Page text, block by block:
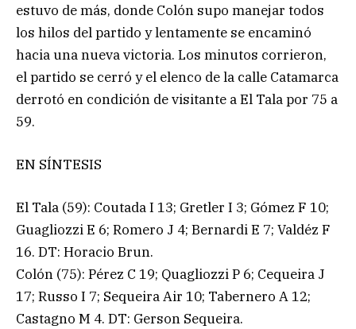
estuvo de más, donde Colón supo manejar todos
los hilos del partido y lentamente se encaminó
hacia una nueva victoria. Los minutos corrieron,
el partido se cerró y el elenco de la calle Catamarca
derrotó en condición de visitante a El Tala por 75 a
59.
EN SÍNTESIS
El Tala (59): Coutada I 13; Gretler I 3; Gómez F 10;
Guagliozzi E 6; Romero J 4; Bernardi E 7; Valdéz F
16. DT: Horacio Brun.
Colón (75): Pérez C 19; Quagliozzi P 6; Cequeira J
17; Russo I 7; Sequeira Air 10; Tabernero A 12;
Castagno M 4. DT: Gerson Sequeira.